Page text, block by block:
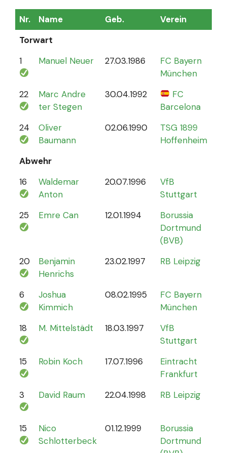
Nr. Name Geb. Verein
Torwart
1
Manuel Neuer 27.03.1986
FC Bayern
München
22
Marc Andre
ter Stegen
30.04.1992
FC
Barcelona
24
Oliver
Baumann
02.06.1990
TSG 1899
Hoffenheim
Abwehr
16
Waldemar
Anton
20.07.1996
VfB
Stuttgart
25 Emre Can 12.01.1994
Borussia
Dortmund
(BVB)
20
Benjamin
Henrichs
23.02.1997 RB Leipzig
6
Joshua
Kimmich
08.02.1995
FC Bayern
München
18 M. Mittelstädt 18.03.1997
VfB
Stuttgart
15 Robin Koch 17.07.1996
Eintracht
Frankfurt
3 David Raum 22.04.1998 RB Leipzig
15
Nico
Schlotterbeck
01.12.1999
Borussia
Dortmund